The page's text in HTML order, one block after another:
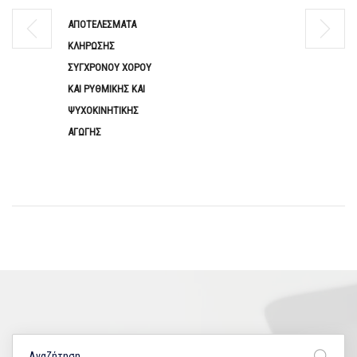
ΑΠΟΤΕΛΕΣΜΑΤΑ
ΚΛΗΡΩΣΗΣ
ΣΥΓΧΡΟΝΟΥ ΧΟΡΟΥ
ΚΑΙ ΡΥΘΜΙΚΗΣ ΚΑΙ
ΨΥΧΟΚΙΝΗΤΙΚΗΣ
ΑΓΩΓΗΣ